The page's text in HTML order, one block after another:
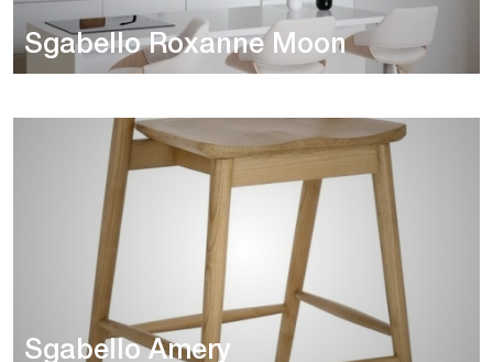
Sgabello Roxanne Moon
Sgabello Amery